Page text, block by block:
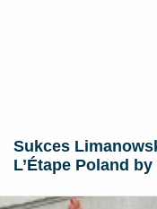
Sukces
L’Étape Poland